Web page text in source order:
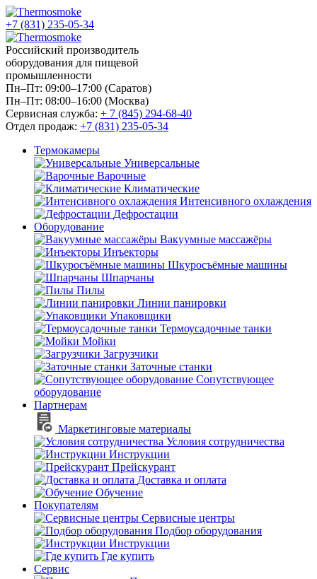
+7 (831) 235-05-34
Российский производитель
оборудования для пищевой
промышленности
Пн–Пт: 09:00–17:00 (Саратов)
Пн–Пт: 08:00–16:00 (Москва)
Сервисная служба: + 7 (845) 294-68-40
Отдел продаж: +7 (831) 235-05-34
Термокамеры
Универсальные
Варочные
Климатические
Интенсивного охлаждения
Дефростации
Оборудование
Вакуумные массажёры
Инъекторы
Шкуросъёмные машины
Шпарчаны
Пилы
Линии панировки
Упаковщики
Термоусадочные танки
Мойки
Загрузчики
Заточные станки
Сопутствующее
оборудование
Партнерам
Маркетинговые материалы
Условия сотрудничества
Инструкции
Прейскурант
Доставка и оплата
Обучение
Покупателям
Сервисные центры
Подбор оборудования
Инструкции
Где купить
Сервис